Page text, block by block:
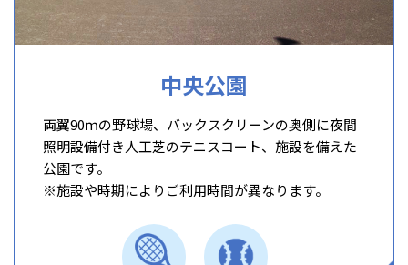
中央公園
両翼90ｍの野球場、バックスクリーンの奥側に夜間
照明設備付き人工芝のテニスコート、施設を備えた
公園です。
※施設や時期によりご利用時間が異なります。